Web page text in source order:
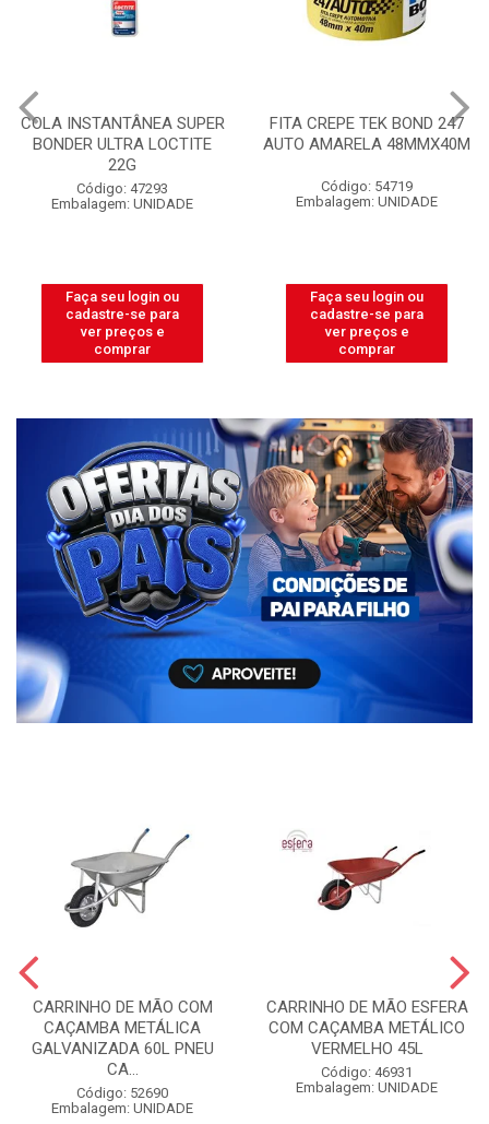
COLA INSTANTÂNEA SUPER
BONDER ULTRA LOCTITE
22G
Código: 47293
Embalagem: UNIDADE
Faça seu login ou
cadastre-se para
ver preços e
comprar
FITA CREPE TEK BOND 247
AUTO AMARELA 48MMX40M
Código: 54719
Embalagem: UNIDADE
Faça seu login ou
cadastre-se para
ver preços e
comprar
CARRINHO DE MÃO COM
CAÇAMBA METÁLICA
GALVANIZADA 60L PNEU
CA...
Código: 52690
Embalagem: UNIDADE
CARRINHO DE MÃO ESFERA
COM CAÇAMBA METÁLICO
VERMELHO 45L
Código: 46931
Embalagem: UNIDADE